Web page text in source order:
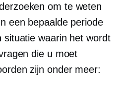
om te weten
een bepaalde periode
situatie waarin het wordt
die u moet
zijn onder meer: